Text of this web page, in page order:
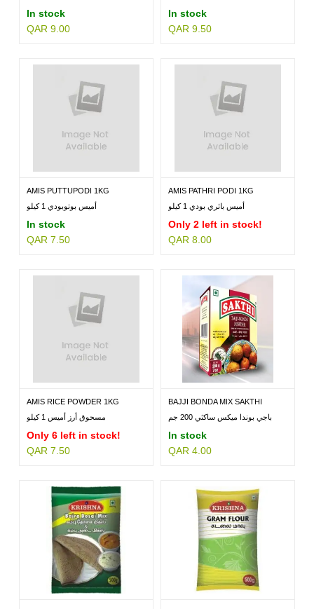
In stock
QAR 9.00
In stock
QAR 9.50
AMIS PUTTUPODI 1KG
أميس بوتوبودي 1 كيلو
In stock
QAR 7.50
AMIS PATHRI PODI 1KG
أميس باثري بودي 1 كيلو
Only 2 left in stock!
QAR 8.00
AMIS RICE POWDER 1KG
مسحوق أرز أميس 1 كيلو
Only 6 left in stock!
QAR 7.50
BAJJI BONDA MIX SAKTHI
200GM باجي بوندا ميكس ساكثي 200 جم
In stock
QAR 4.00